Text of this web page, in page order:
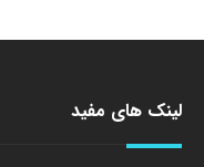
لینک های مفید